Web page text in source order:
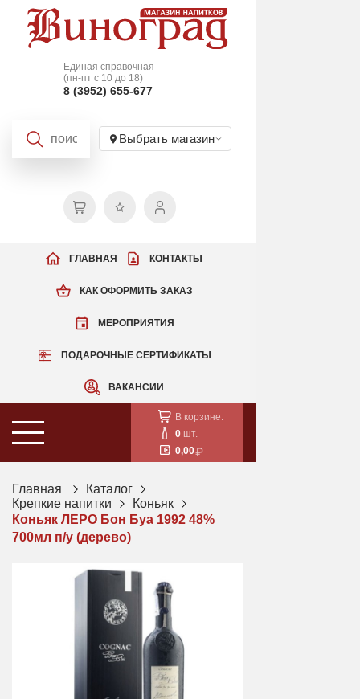
Единая справочная
(пн-пт с 10 до 18)
8 (3952) 655-677
Выбрать магазин
КАК ОФОРМИТЬ ЗАКАЗ
МЕРОПРИЯТИЯ
ПОДАРОЧНЫЕ СЕРТИФИКАТЫ
ВАКАНСИИ
ГЛАВНАЯ КОНТАКТЫ
В корзине:
0 шт.
0,00
Главная
Каталог
Крепкие напитки
Коньяк
Коньяк ЛЕРО Бон Буа 1992 48%
700мл п/у (дерево)